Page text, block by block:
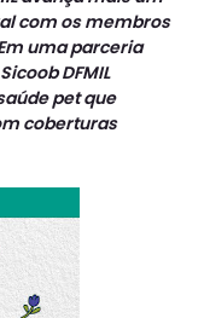
com os membros
uma parceria
DFMIL
pet que
coberturas